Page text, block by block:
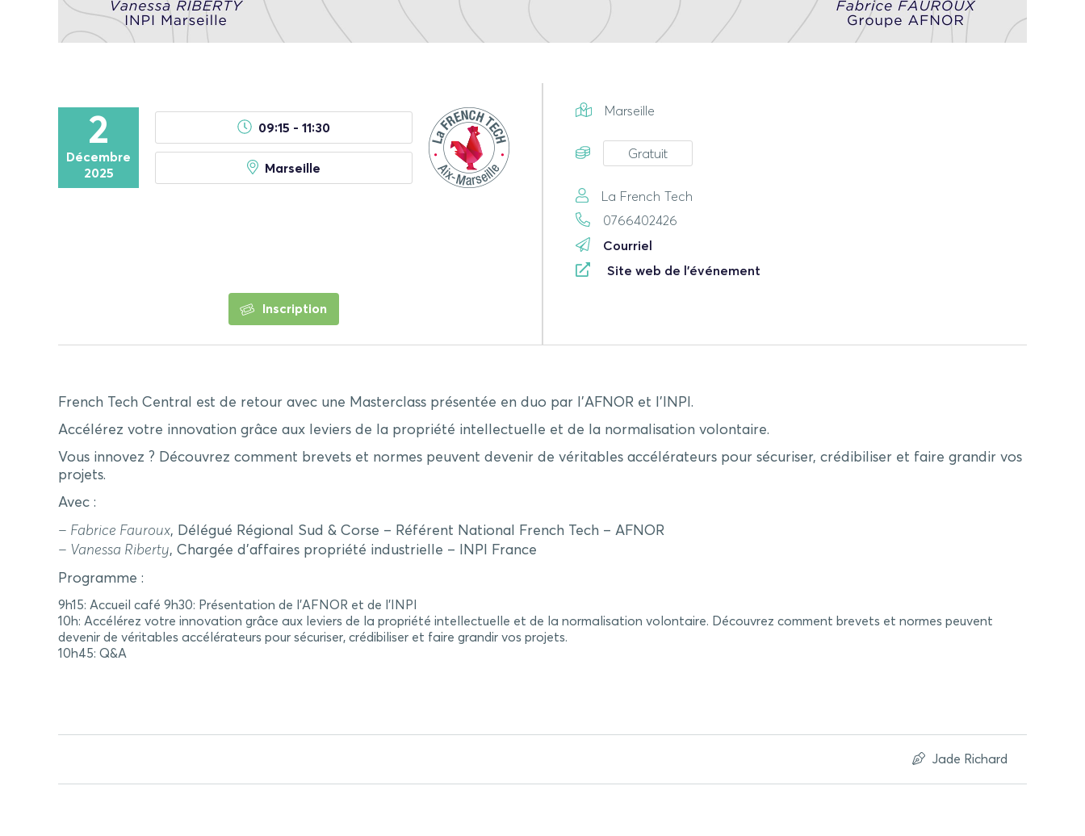
2
Décembre
2025
09:15 - 11:30
Marseille
Inscription
Marseille
Gratuit
La French Tech
0766402426
Courriel
Site web de l'événement
French Tech Central est de retour avec une Masterclass présentée en duo par l’AFNOR et l’INPI.
Accélérez votre innovation grâce aux leviers de la propriété intellectuelle et de la normalisation volontaire.
Vous innovez ? Découvrez comment brevets et normes peuvent devenir de véritables accélérateurs pour sécuriser, crédibiliser et faire grandir vos
projets.
Avec :
– Fabrice Fauroux, Délégué Régional Sud & Corse – Référent National French Tech – AFNOR
– Vanessa Riberty, Chargée d’affaires propriété industrielle – INPI France
Programme :
9h15: Accueil café 9h30: Présentation de l’AFNOR et de l’INPI
10h: Accélérez votre innovation grâce aux leviers de la propriété intellectuelle et de la normalisation volontaire. Découvrez comment brevets et normes peuvent
devenir de véritables accélérateurs pour sécuriser, crédibiliser et faire grandir vos projets.
10h45: Q&A
Jade Richard